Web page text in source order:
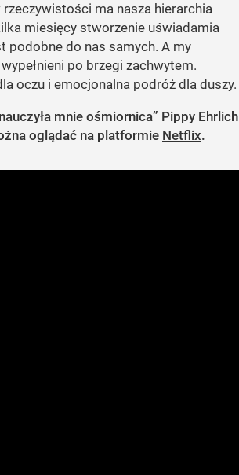
ma nasza hierarchia
miesięcy stworzenie uświadamia
podobne do nas samych. A my
po brzegi zachwytem.
oczu i emocjonalna podróż dla duszy.
mnie ośmiornica” Pippy Ehrlich
oglądać na platformie Netflix.